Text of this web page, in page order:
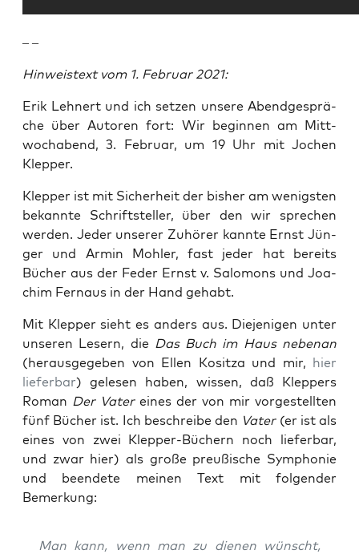
– –
Hin­weis­text vom 1. Febru­ar 2021:
Erik Leh­nert und ich set­zen unse­re Abend­ge­sprä­
che über Autoren fort: Wir begin­nen am Mitt­
woch­abend, 3. Febru­ar, um 19 Uhr mit Jochen
Klepper.
Klep­per ist mit Sicher­heit der bis­her am wenigs­ten
bekann­te Schrift­stel­ler, über den wir spre­chen
wer­den. Jeder unse­rer Zuhö­rer kann­te Ernst Jün­
ger und Armin Moh­ler, fast jeder hat bereits
Bücher aus der Feder Ernst v. Salo­mons und Joa­
chim Fern­aus in der Hand gehabt.
Mit Klep­per sieht es anders aus. Die­je­ni­gen unter
unse­ren Lesern, die Das Buch im Haus neben­an
(her­aus­ge­ge­ben von Ellen Kositza und mir, hier
lie­fer­bar) gele­sen haben, wis­sen, daß Klep­pers
Roman Der Vatereines der von mir vor­ge­stell­ten
fünf Bücher ist. Ich beschrei­be den Vater(er ist als
eines von zwei Klep­per-Büchern noch lie­fer­bar,
und zwar hier) als gro­ße preu­ßi­sche Sym­pho­nie
und been­de­te mei­nen Text mit fol­gen­der
Bemerkung:
Man kann, wenn man zu die­nen wünscht,